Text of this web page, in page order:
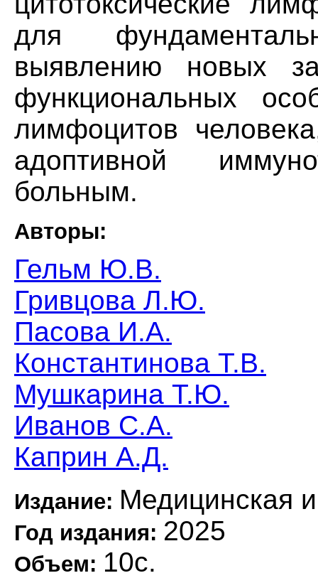
для
выявлению новых
функциональных
лимфоцитов
адоптивной
больным.
Авторы:
Гельм Ю.В.
Гривцова Л.Ю.
Пасова И.А.
Константинова Т.В.
Мушкарина Т.Ю.
Иванов С.А.
Каприн А.Д.
Издание: Медицинская
Год издания: 2025
Объем: 10с.